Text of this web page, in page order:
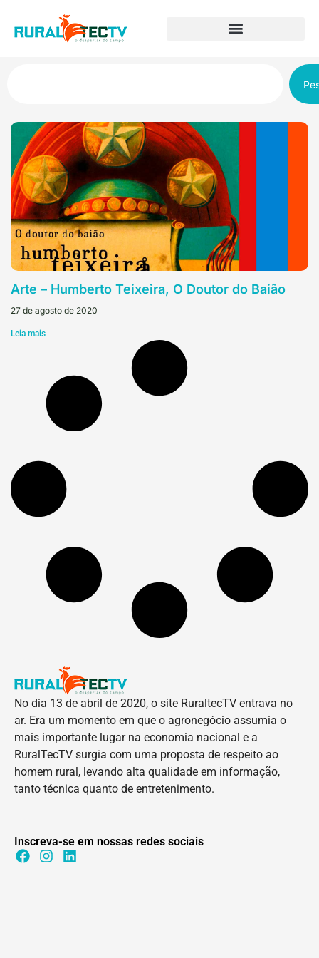
Arte – Humberto Teixeira, O Doutor do Baião
27 de agosto de 2020
Leia mais
No dia 13 de abril de 2020, o site RuraltecTV entrava no
ar. Era um momento em que o agronegócio assumia o
mais importante lugar na economia nacional e a
RuralTecTV surgia com uma proposta de respeito ao
homem rural, levando alta qualidade em informação,
tanto técnica quanto de entretenimento.
Inscreva-se em nossas redes sociais